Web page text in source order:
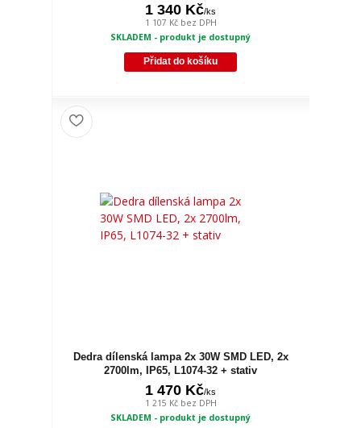
1 340 Kč/ks
1 107 Kč bez DPH
SKLADEM - produkt je dostupný
Přidat do košíku
Dedra dílenská lampa 2x 30W SMD LED, 2x
2700lm, IP65, L1074-32 + stativ
1 470 Kč/ks
1 215 Kč bez DPH
SKLADEM - produkt je dostupný